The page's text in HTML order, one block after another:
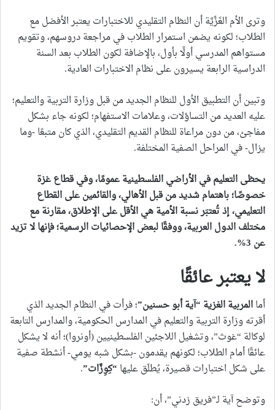
وترى الأم الغَزِّيَّة أن النظام التقليدي للاختبارات يعتبر الأفضل مع
الطلاب؛ لكونه يضمن استمرار الطلاب في مراجعة دروسهم، وتقويم
مستواهم المدرسي أولًا بأول، بالإضافة لكون الطلاب بعد السنة
الدراسية الرابعة يسيرون على نظام الاختبارات العادية.
وتبين أن التطبيق الأول للنظام الجديد من قبل وزارة التربية والتعليم؛
عليه العديد من التساؤلات، وعلامات الاستفهام؛ لكونه جاء بشكل
مفاجئ، من دون مراعاة للنظام القديم التقليدي، الذي كان متبعًا -وما
يزال- في المراحل الصفية المختلفة.
يحظى التعليم في الأراضي الفلسطينية عمومًا، وفي قطاع غزة
خصوصًا؛ باهتمام شديد من قبل الأهالي، والقائمين على القطاع
التعليمي، إذ تُعتبَر نسبة الأمية هي الأقل على الإطلاق، مقارنة مع
مختلف الدول العربية، ووفقًا لبعض الإحصائيات الرسمية؛ فإنها لا تزيد
عن 3 %.
لا يعتبر عائقًا
أماالمربية الغزية “آية أبو حسنين”؛ فرأت في النظام الجديد الذي
أقرته وزارة التربية والتعليم في المدارس الحكومية، والمدارس التابعة
لوكالة “غوث”، وتشغيل اللاجئين الفلسطينيين (أونروا)؛ أنه لا يشكل
عائقًا أمام الطلاب؛ لكونهم يقدمون -بشكل شبه يومي- أنشطة صفية
على شكل اختبارات قصيرة، يُطلَق عليها “كِوِزَّات”
.
وتوضح آية لـ”فريق زدني”، أن: